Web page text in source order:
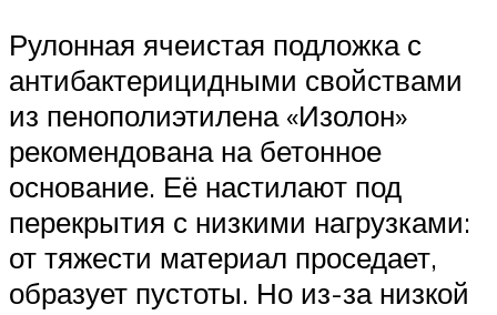
Рулонная ячеистая подложка с
антибактерицидными свойствами
из пенополиэтилена «Изолон»
рекомендована на бетонное
основание. Её настилают под
перекрытия с низкими нагрузками:
от тяжести материал проседает,
образует пустоты. Но из-за низкой